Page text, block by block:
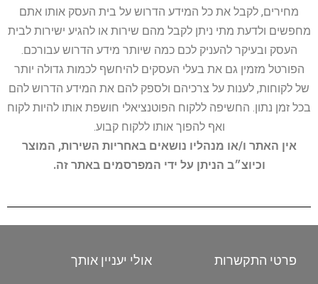
מחירים, לקבל את כל המידע הדרוש על בית העסק אותו אתם
מחפשים ולדעת מתי ניתן לקבל מהם שירות או להגיע ישירות לבית
העסק ובעיקר להעניק לכם כמה שיותר מידע הדרוש עבורכם.
הפורטל מזמין גם את בעלי העסקים להיחשף לכמות גדולה יותר
של לקוחות, לענות על צרכיהם ולספק להם את המידע הדרוש להם
בכל זמן נתון. החשיפה ללקוח הפוטנציאלי חושפת אותו להיות לקוח
ואף להפוך אותו ללקוח קבוע.
אין האתר ו/או מנהליו נושאים באחריות השירות, המוצר
וכיוצ״ב הניתן על ידי המפרסמים באתר זה.
פרטי התקשרות אולי יעניין אותך